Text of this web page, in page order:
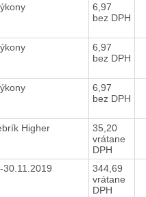
6,97
bez DPH
6,97
bez DPH
6,97
bez DPH
Higher
35,20
vrátane
DPH
30.11.2019
344,69
vrátane
DPH